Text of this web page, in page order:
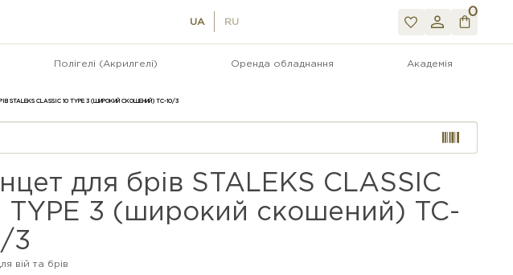
UA RU
0
Полігелі (Акрилгелі) Оренда обладнання Академія
STALEKS CLASSIC 10 TYPE 3 (ШИРОКИЙ СКОШЕНИЙ) TC-10/3
для брів STALEKS CLASSIC
TYPE 3 (широкий скошений) TC-
3
вій та брів